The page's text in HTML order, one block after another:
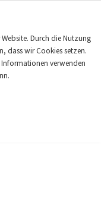
Durch die Nutzung
dass wir Cookies setzen.
verwenden